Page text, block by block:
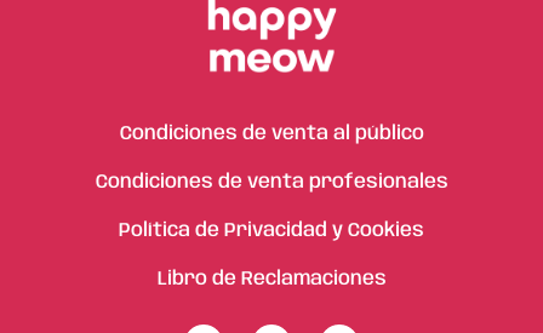
Condiciones de venta al público
Condiciones de venta profesionales
Política de Privacidad y Cookies
Libro de Reclamaciones